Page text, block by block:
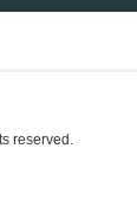
reserved.